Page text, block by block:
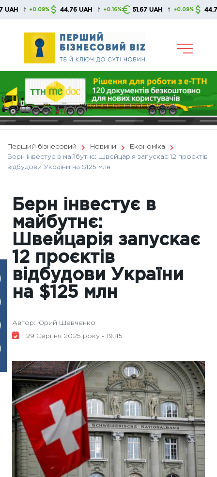
Skip
↑ +0.09% 44.76 UAH ↑ +0.16% 51.67 UAH ↑ +0.09% 44.76 UAH
Перший бізнесовий Новини
Економіка
Берн інвестує в майбутнє: Швейцарія запускає 12 проєктів
відбудови України на $125 млн
Берн інвестує в
майбутнє:
Швейцарія запускає
12 проєктів
відбудови України
на $125 млн
Автор: Юрий Шевченко
29 Серпня 2025 року - 19:45